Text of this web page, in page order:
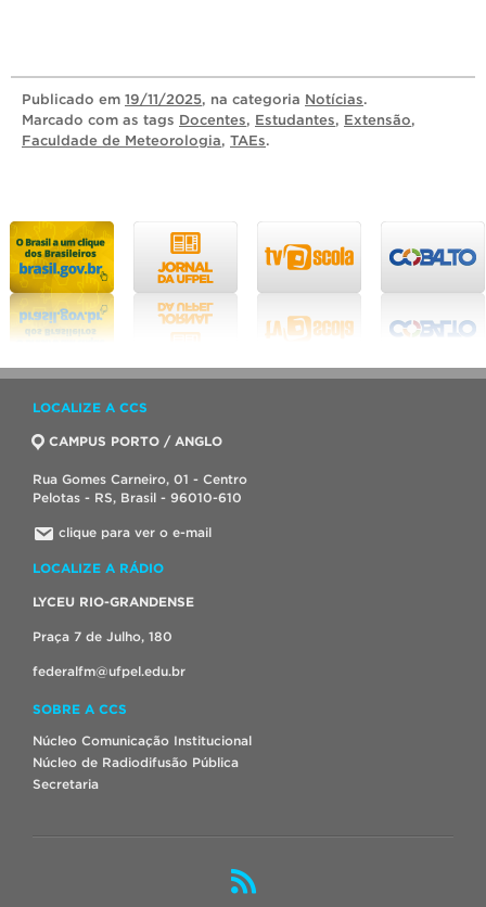
Publicado em 19/11/2025, na categoria Notícias.
Marcado com as tags Docentes, Estudantes, Extensão,
Faculdade de Meteorologia, TAEs.
LOCALIZE A CCS
CAMPUS PORTO / ANGLO
Rua Gomes Carneiro, 01 - Centro
Pelotas - RS, Brasil - 96010-610
clique para ver o e-mail
LOCALIZE A RÁDIO
LYCEU RIO-GRANDENSE
Praça 7 de Julho, 180
federalfm@ufpel.edu.br
SOBRE A CCS
Núcleo Comunicação Institucional
Núcleo de Radiodifusão Pública
Secretaria